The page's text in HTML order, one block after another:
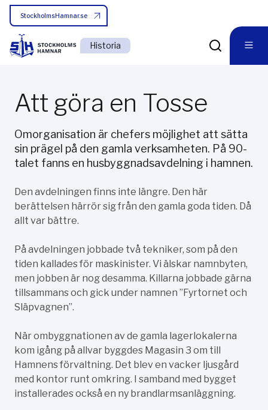
StockholmsHamnar.se
Historia
Att göra en Tosse
Omorganisation är chefers möjlighet att sätta
sin prägel på den gamla verksamheten. På 90-
talet fanns en husbyggnadsavdelning i hamnen.
Den avdelningen finns inte längre. Den här
berättelsen härrör sig från den gamla goda tiden. Då
allt var bättre.
På avdelningen jobbade två tekniker, som på den
tiden kallades för maskinister. Vi älskar namnbyten,
men jobben är nog desamma. Killarna jobbade gärna
tillsammans och gick under namnen ”Fyrtornet och
Släpvagnen”.
När ombyggnationen av de gamla lagerlokalerna
kom igång på allvar byggdes Magasin 3 om till
Hamnens förvaltning. Det blev en vacker ljusgård
med kontor runt omkring. I samband med bygget
installerades också en ny brandlarmsanläggning.